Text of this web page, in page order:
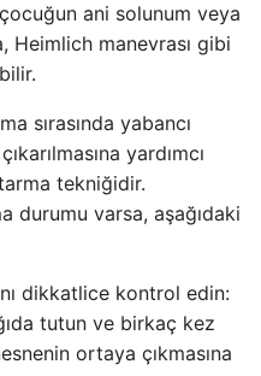
ani solunum veya
Heimlich manevrası gibi
sırasında yabancı
yardımcı
tekniğidir.
durumu varsa, aşağıdaki
dikkatlice kontrol edin:
tutun ve birkaç kez
ortaya çıkmasına